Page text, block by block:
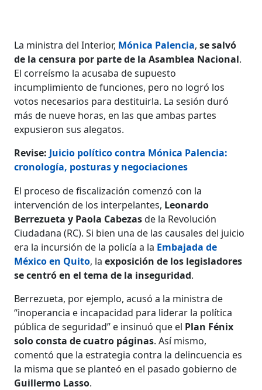
La ministra del Interior, Mónica Palencia,se salvó
de la censura por parte de la Asamblea Nacional.
El correísmo la acusaba de supuesto
incumplimiento de funciones, pero no logró los
votos necesarios para destituirla. La sesión duró
más de nueve horas, en las que ambas partes
expusieron sus alegatos.
Revise: Juicio político contra Mónica Palencia:
cronología, posturas y negociaciones
El proceso de fiscalización comenzó con la
intervención de los interpelantes, Leonardo
Berrezueta y Paola Cabezasde la Revolución
Ciudadana (RC). Si bien una de las causales del juicio
era la incursión de la policía a la Embajada de
México en Quito, laexposición de los legisladores
se centró en el tema de la inseguridad.
Berrezueta, por ejemplo, acusó a la ministra de
“inoperancia e incapacidad para liderar la política
pública de seguridad” e insinuó que el Plan Fénix
solo consta de cuatro páginas. Así mismo,
comentó que la estrategia contra la delincuencia es
la misma que se planteó en el pasado gobierno de
Guillermo Lasso.